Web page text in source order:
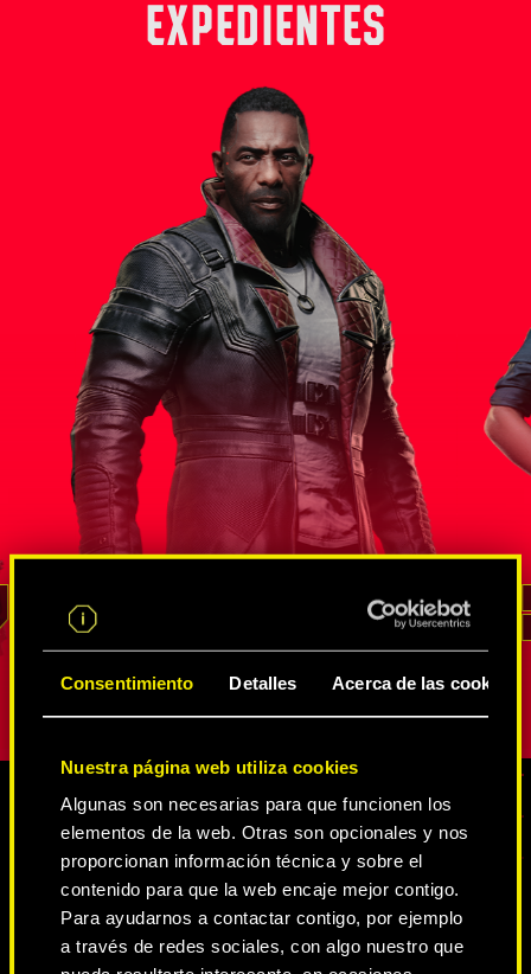
Consentimiento Detalles Acerca de las cookies
Nuestra página web utiliza cookies
Algunas son necesarias para que funcionen los
elementos de la web. Otras son opcionales y nos
proporcionan información técnica y sobre el
contenido para que la web encaje mejor contigo.
Para ayudarnos a contactar contigo, por ejemplo
a través de redes sociales, con algo nuestro que
EXPEDIENTES
en
de
recurso
Solomon Reed es un experimentado
agente de la FIA que ha demostrado su
valía en un sinfín de misiones de
inteligencia encubiertas. Él sabe mejor
que nadie cómo sacar provecho de
espías y netrunners
, cómo extraer
información y cómo acceder a los lugares
sentido del deber son inquebrantables.
Alex, en
de
Estados
no ha
CONTENIDO MULTIMEDIA
CYBERPUNK 2077